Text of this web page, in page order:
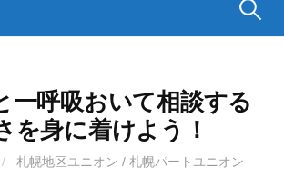
検
一呼吸おいて相談する
を身に着けよう！
/ 札幌地区ユニオン / 札幌パートユニオン